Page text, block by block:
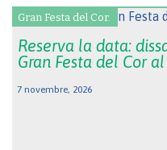
Gran Festa del Cor.
Reserva la data:
Gran Festa del Cor
7 novembre, 2026